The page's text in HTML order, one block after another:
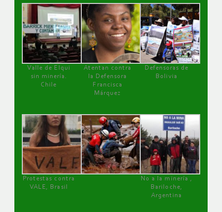
Valle de Elqui
sin minería.
Chile
Atentan contra
la Defensora
Francisca
Márquez
Defensoras de
Bolivia
Protestas contra
VALE, Brasil
No a la minería ,
Bariloche,
Argentina